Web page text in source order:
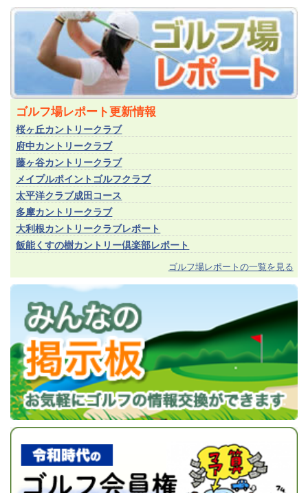
ゴルフ場レポート更新情報
桜ヶ丘カントリークラブ
府中カントリークラブ
藤ヶ谷カントリークラブ
メイプルポイントゴルフクラブ
太平洋クラブ成田コース
多摩カントリークラブ
大利根カントリークラブレポート
飯能くすの樹カントリー倶楽部レポート
ゴルフ場レポートの一覧を見る